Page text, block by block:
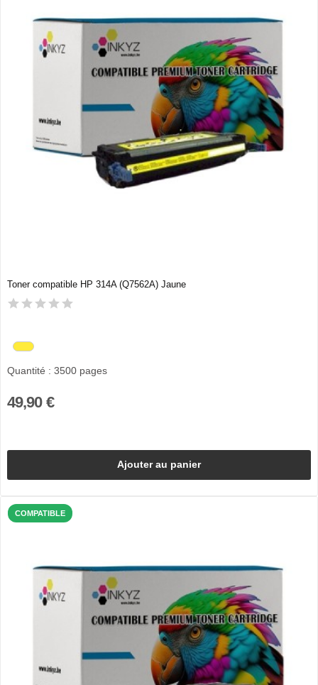
Toner compatible HP 314A (Q7562A) Jaune
Quantité : 3500 pages
49,90 €
Ajouter au panier
COMPATIBLE